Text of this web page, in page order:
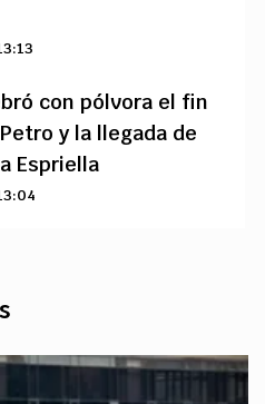
con pólvora el fin
y la llegada de
Espriella